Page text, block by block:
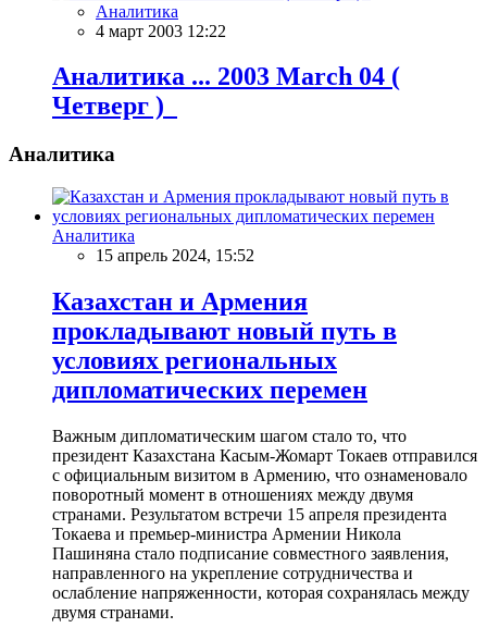
Аналитика
4 март 2003 12:22
Аналитика ... 2003 March 04 (
Четверг )
Аналитика
Аналитика
15 апрель 2024, 15:52
Казахстан и Армения
прокладывают новый путь в
условиях региональных
дипломатических перемен
Важным дипломатическим шагом стало то, что
президент Казахстана Касым-Жомарт Токаев отправился
с официальным визитом в Армению, что ознаменовало
поворотный момент в отношениях между двумя
странами. Результатом встречи 15 апреля президента
Токаева и премьер-министра Армении Никола
Пашиняна стало подписание совместного заявления,
направленного на укрепление сотрудничества и
ослабление напряженности, которая сохранялась между
двумя странами.